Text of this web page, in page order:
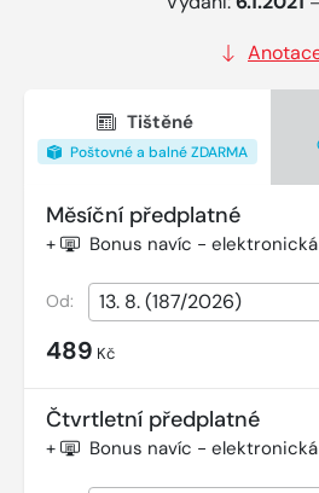
Tištěné
Poštovné a balné ZDARMA
Měsíční předplatné
+ Bonus navíc -
Od:
489 Kč
Čtvrtletní předplatné
+ Bonus navíc -